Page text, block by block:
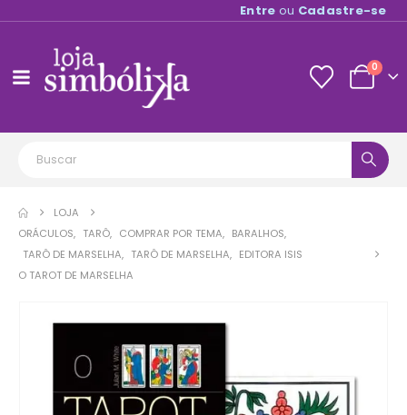
Entre ou Cadastre-se
0
LOJA
ORÁCULOS, TARÔ, COMPRAR POR TEMA, BARALHOS,
TARÔ DE MARSELHA, TARÔ DE MARSELHA, EDITORA ISIS
O TAROT DE MARSELHA